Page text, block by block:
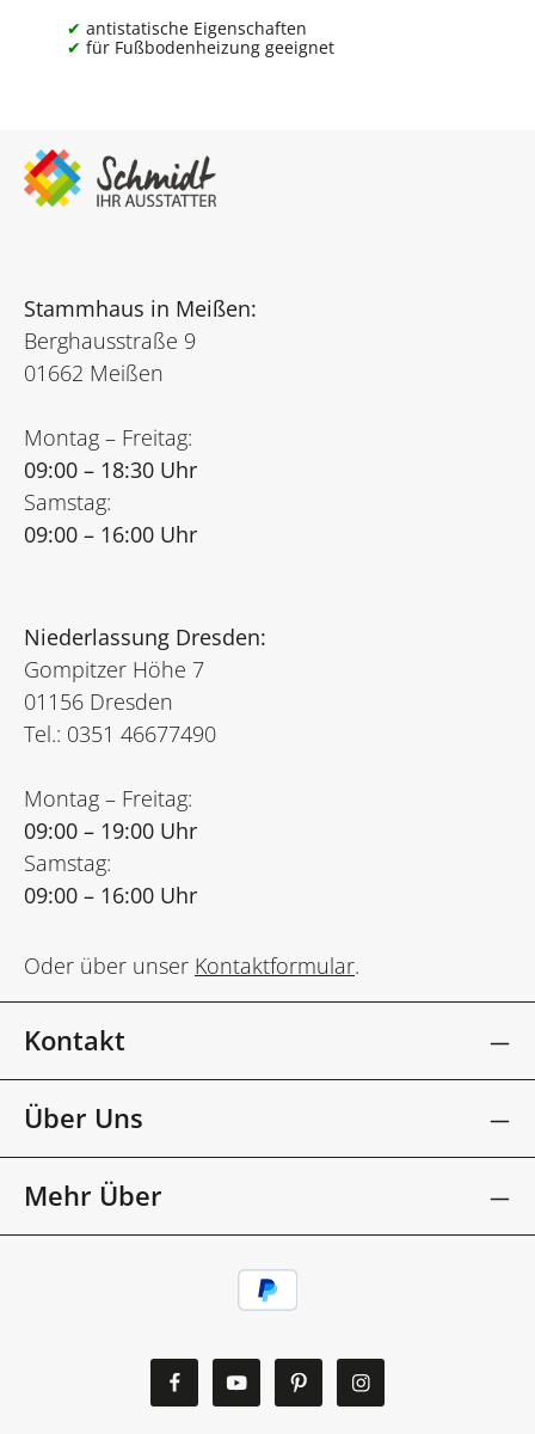
antistatische Eigenschaften
für Fußbodenheizung geeignet
Stammhaus in Meißen:
Berghausstraße 9
01662 Meißen
Montag – Freitag:
09:00 – 18:30 Uhr
Samstag:
09:00 – 16:00 Uhr
Niederlassung Dresden:
Gompitzer Höhe 7
01156 Dresden
Tel.: 0351 46677490
Montag – Freitag:
09:00 – 19:00 Uhr
Samstag:
09:00 – 16:00 Uhr
Oder über unser Kontaktformular.
Kontakt
Über Uns
Mehr Über